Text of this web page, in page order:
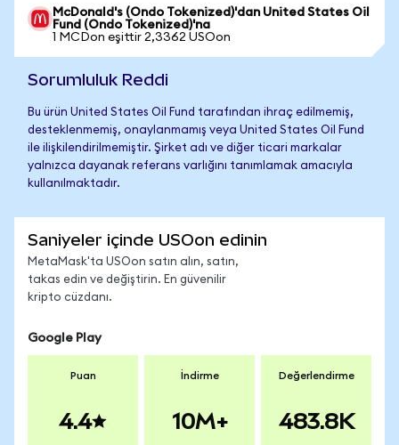
McDonald's (Ondo Tokenized)'dan United States Oil
Fund (Ondo Tokenized)'na
1 MCDon eşittir 2,3362 USOon
Sorumluluk Reddi
Bu ürün United States Oil Fund tarafından ihraç edilmemiş,
desteklenmemiş, onaylanmamış veya United States Oil Fund
ile ilişkilendirilmemiştir. Şirket adı ve diğer ticari markalar
yalnızca dayanak referans varlığını tanımlamak amacıyla
kullanılmaktadır.
Saniyeler içinde USOon edinin
MetaMask'ta USOon satın alın, satın,
takas edin ve değiştirin. En güvenilir
kripto cüzdanı.
Google Play
Puan
4.4
İndirme
10M+
Değerlendirme
483.8K